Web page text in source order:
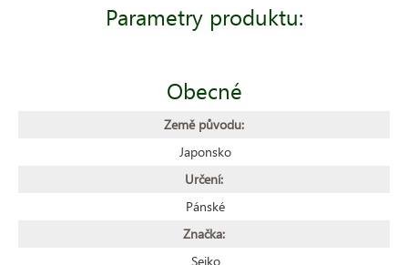
Parametry produktu:
Obecné
Země původu:
Japonsko
Určení:
Pánské
Značka:
Seiko